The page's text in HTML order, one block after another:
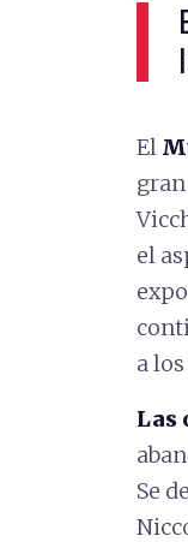
El
el
a
Las
Se